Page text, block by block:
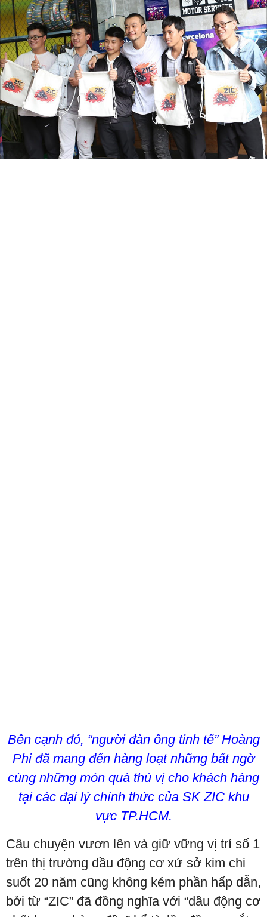
Bên cạnh đó, “người đàn ông tinh tế” Hoàng
Phi đã mang đến hàng loạt những bất ngờ
cùng những món quà thú vị cho khách hàng
tại các đại lý chính thức của SK ZIC khu
vực TP.HCM.
Câu chuyện vươn lên và giữ vững vị trí số 1
trên thị trường dầu động cơ xứ sở kim chi
suốt 20 năm cũng không kém phần hấp dẫn,
bởi từ “ZIC” đã đồng nghĩa với “dầu động cơ